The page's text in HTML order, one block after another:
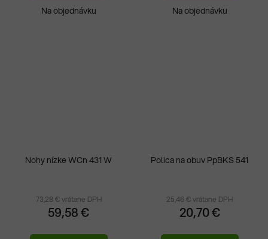
Na objednávku Na objednávku
Nohy nízke WCn 431 W
73,28 € vrátane DPH
59,58 €
Polica na obuv PpBKS 541
25,46 € vrátane DPH
20,70 €